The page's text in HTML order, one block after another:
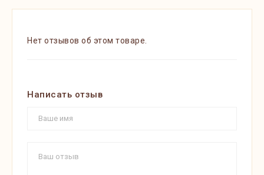
Нет отзывов об этом товаре.
Написать отзыв